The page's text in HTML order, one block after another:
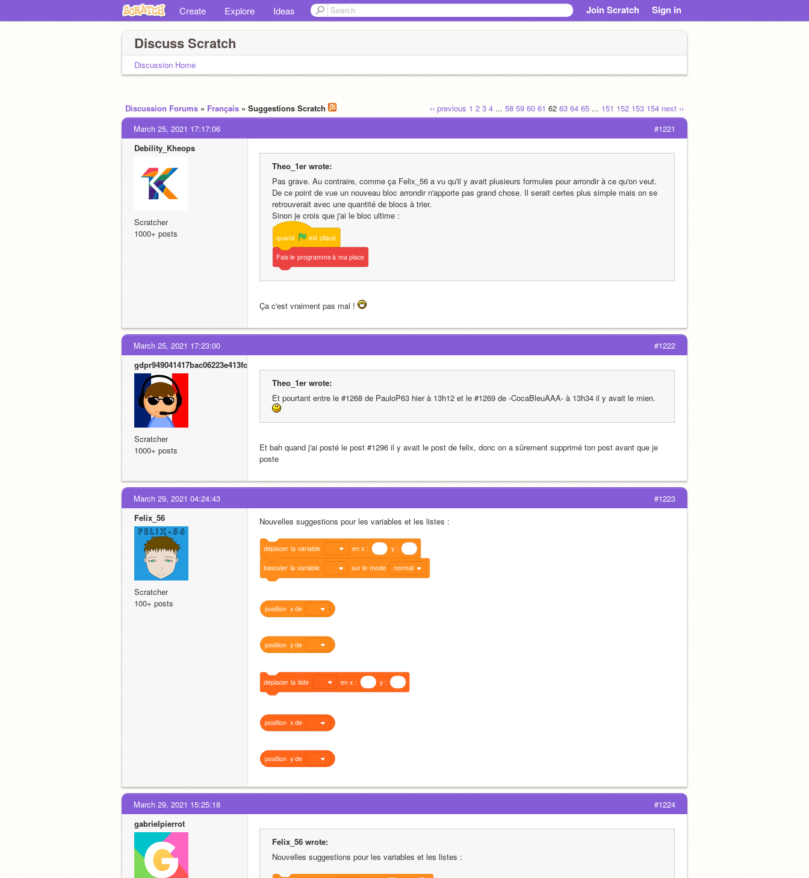
Create Explore Ideas Join Scratch Sign in
Discuss Scratch
Discussion Home
‹‹ previous 1 2 3 4 ... 58 59 60 61 62 63 64 65 ... 151 152 153 154 next ››
Discussion Forums » Français » Suggestions Scratch
#1221
March 25, 2021 17:17:06
Debility_Kheops
Scratcher
1000+ posts
Theo_1er wrote:
Pas grave. Au contraire, comme ça Felix_56 a vu qu'il y avait plusieurs formules pour arrondir à ce qu'on veut.
De ce point de vue un nouveau bloc arrondir n'apporte pas grand chose. Il serait certes plus simple mais on se
retrouverait avec une quantité de blocs à trier.
Sinon je crois que j'ai le bloc ultime :
quand est cliqué
Fais le programmeà ma place
Ça c'est vraiment pas mal !
#1222
March 25, 2021 17:23:00
gdpr949041417bac06223e413fcf
Scratcher
1000+ posts
Theo_1er wrote:
Et pourtant entre le #1268 de PauloP63 hier à 13h12 et le #1269 de -CocaBleuAAA- à 13h34 il y avait le mien.
Et bah quand j'ai posté le post #1296 il y avait le post de felix, donc on a sûrement supprimé ton post avant que je
poste
#1223
March 29, 2021 04:24:43
Felix_56
Scratcher
100+ posts
Nouvelles suggestions pour les variables et les listes :
déplacer la variable en x : y :
basculer la variable sur le mode normal
position x de
position y de
déplacer la liste en x : y :
position x de
position y de
#1224
March 29, 2021 15:25:18
gabrielpierrot
Felix_56 wrote:
Nouvelles suggestions pour les variables et les listes :